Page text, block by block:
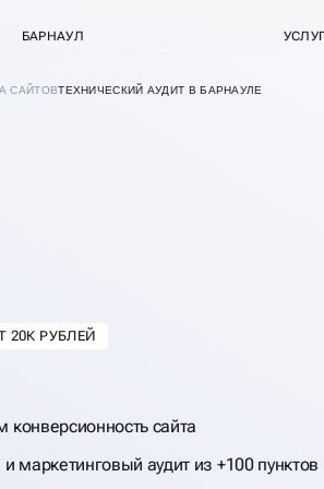
БАРНАУЛ
САЙТОВТЕХНИЧЕСКИЙ АУДИТ В БАРНАУЛЕ
20К РУБЛЕЙ
конверсионность сайта
маркетинговый аудит из +100 пунктов